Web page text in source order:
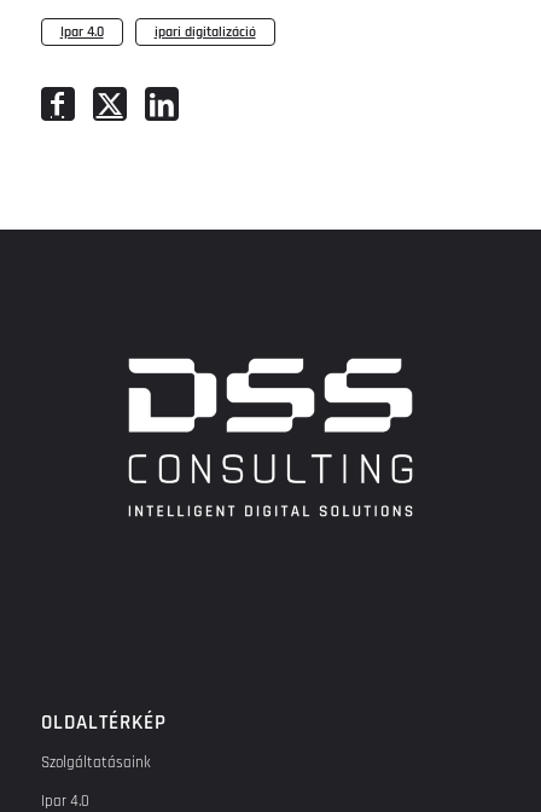
Ipar 4.0 ipari digitalizáció
OLDALTÉRKÉP
Szolgáltatásaink
Ipar 4.0